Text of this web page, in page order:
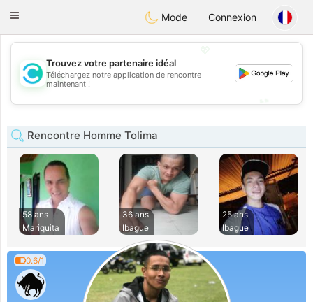
olombiaCitas
Toggle
Mode Connexion
💖
💕
Trouvez votre partenaire idéal
Téléchargez notre application de rencontre
maintenant !
Rencontre Homme Tolima
58 ans
Mariquita
36 ans
Ibague
25 ans
Ibague
0.6/1